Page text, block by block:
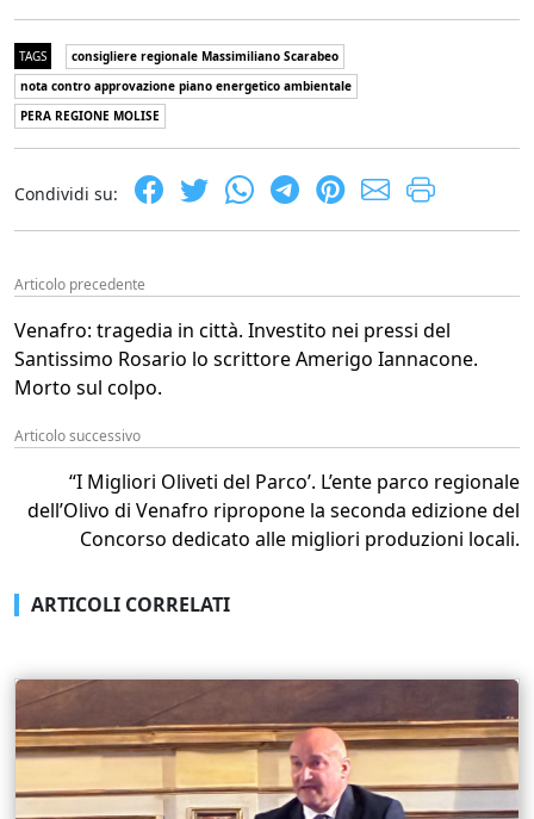
TAGS
consigliere regionale Massimiliano Scarabeo
nota contro approvazione piano energetico ambientale
PERA REGIONE MOLISE
Condividi su:
Articolo precedente
Venafro: tragedia in città. Investito nei pressi del
Santissimo Rosario lo scrittore Amerigo Iannacone.
Morto sul colpo.
Articolo successivo
“I Migliori Oliveti del Parco’. L’ente parco regionale
dell’Olivo di Venafro ripropone la seconda edizione del
Concorso dedicato alle migliori produzioni locali.
ARTICOLI CORRELATI